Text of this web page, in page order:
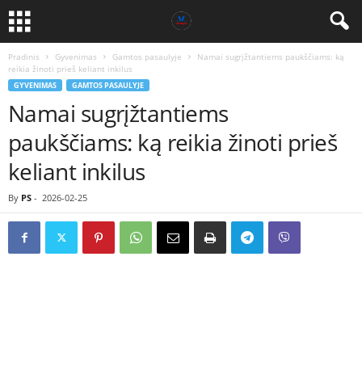
Pradinis Gyvenimas Gamtos pasaulyje
Namai sugrįžtantiems paukščiams: ką
reikia žinoti prieš keliant inkilus
GYVENIMAS GAMTOS PASAULYJE
Namai sugrįžtantiems
paukščiams: ką reikia žinoti prieš
keliant inkilus
By PS - 2026-02-25